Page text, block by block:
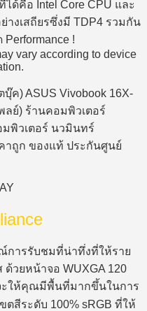
ด้คือ Intel Core CPU และ
างเสถียรซึ่งมี TDP4 รวมกัน
!
vary according to device
การรับชมที่น่าทึ่งที่ให้ราย
วยหน้าจอ WUXGA 120
ให้คุณมีพื้นที่มากขึ้นในการ
สีระดับ 100% sRGB ที่ให้